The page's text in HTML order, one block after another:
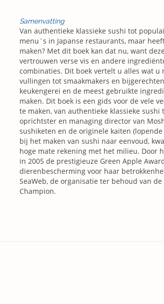
Samenvatting
Van authentieke klassieke sushi tot
menu`s in Japanse restaurants, maar
maken? Met dit boek kan dat nu, want
vertrouwen verse vis en andere
combinaties. Dit boek vertelt u alles wat u
vullingen tot smaakmakers en
keukengerei en de meest gebruikte
maken. Dit boek is een gids voor de vele
te maken, van authentieke klassieke
oprichtster en managing director van
sushiketen en de originele kaiten
bij het maken van sushi naar eenvoud,
hoge mate rekening met het milieu. Door
in 2005 de prestigieuze Green Apple
dierenbescherming voor haar
SeaWeb, de organisatie ter behoud van
Champion.